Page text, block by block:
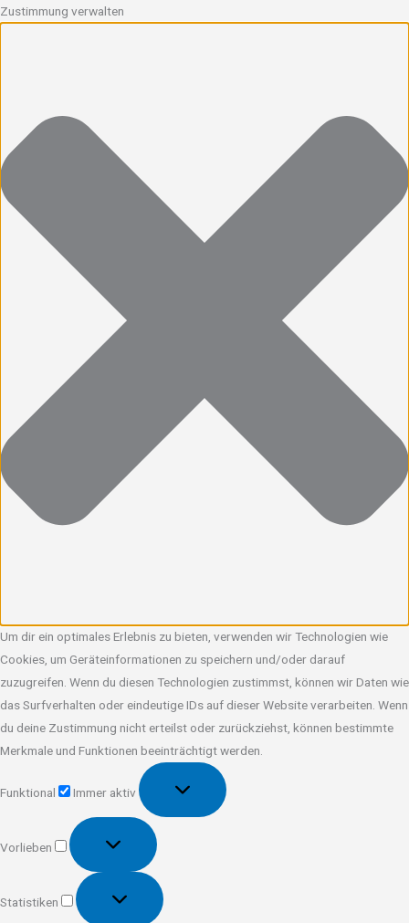
Zustimmung verwalten
Um dir ein optimales Erlebnis zu bieten, verwenden wir Technologien wie
Cookies, um Geräteinformationen zu speichern und/oder darauf
zuzugreifen. Wenn du diesen Technologien zustimmst, können wir Daten wie
das Surfverhalten oder eindeutige IDs auf dieser Website verarbeiten. Wenn
du deine Zustimmung nicht erteilst oder zurückziehst, können bestimmte
Merkmale und Funktionen beeinträchtigt werden.
Funktional
Immer aktiv
Vorlieben
Vorlieben
Statistiken
Statistiken